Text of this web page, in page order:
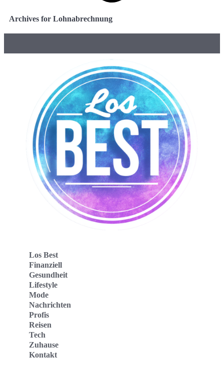
Archives for Lohnabrechnung
Los Best
Finanziell
Gesundheit
Lifestyle
Mode
Nachrichten
Profis
Reisen
Tech
Zuhause
Kontakt